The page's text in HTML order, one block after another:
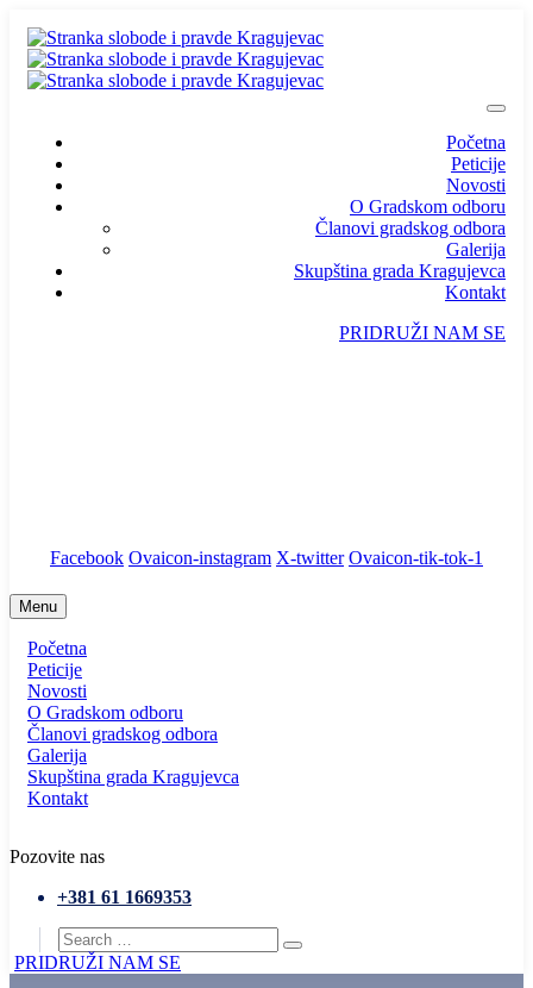
Početna
Peticije
Novosti
O Gradskom odboru
Članovi gradskog odbora
Galerija
Skupština grada Kragujevca
Kontakt
PRIDRUŽI NAM SE
Facebook Ovaicon-instagram X-twitter Ovaicon-tik-tok-1
Menu
Početna
Peticije
Novosti
O Gradskom odboru
Članovi gradskog odbora
Galerija
Skupština grada Kragujevca
Kontakt
Pozovite nas
+381 61 1669353
PRIDRUŽI NAM SE